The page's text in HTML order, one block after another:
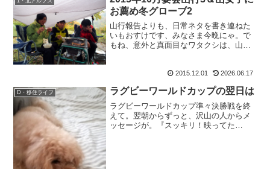
お薦め冬グローブ2
山行報告よりも、日常ネタを書き連ねた
いもおすけです、みなさま今晩にゃ。で
もね、意外と真面目なワタクシは、山行
山ジャンルですから、多少はいいとして
も山ネタ以上に日常の記...
2015.12.01 2026.06.17
D・移住ライフ ラグビーワールドカップの翌日は
ラグビーワールドカップ準々決勝戦を終
えて。翌朝からずっと、沢山の人からメ
ッセージが。『スッキリ！映ってた